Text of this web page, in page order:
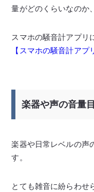
量がどのくらいなのか
スマホの騒音計アプリ
【スマホの騒音計アプ
楽器や声の音量
楽器や日常レベルの声
す。
とても雑音に紛らわせ